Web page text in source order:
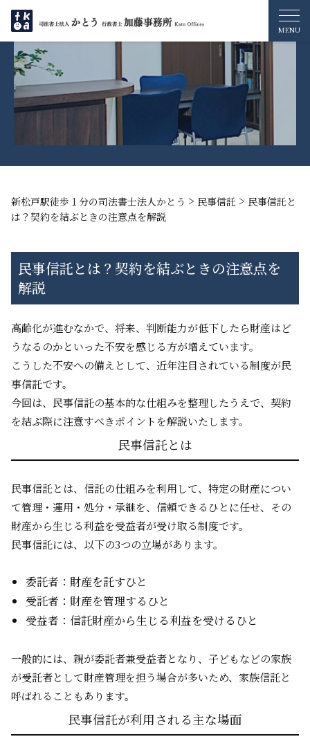
新松戸駅徒歩１分の司法書士法人かとう > 民事信託 > 民事信託と
は？契約を結ぶときの注意点を解説
民事信託とは？契約を結ぶときの注意点を
解説
高齢化が進むなかで、将来、判断能力が低下したら財産はど
うなるのかといった不安を感じる方が増えています。
こうした不安への備えとして、近年注目されている制度が民
事信託です。
今回は、民事信託の基本的な仕組みを整理したうえで、契約
を結ぶ際に注意すべきポイントを解説いたします。
民事信託とは
民事信託とは、信託の仕組みを利用して、特定の財産につい
て管理・運用・処分・承継を、信頼できるひとに任せ、その
財産から生じる利益を受益者が受け取る制度です。
民事信託には、以下の3つの立場があります。
委託者：財産を託すひと
受託者：財産を管理するひと
受益者：信託財産から生じる利益を受けるひと
一般的には、親が委託者兼受益者となり、子どもなどの家族
が受託者として財産管理を担う場合が多いため、家族信託と
呼ばれることもあります。
民事信託が利用される主な場面